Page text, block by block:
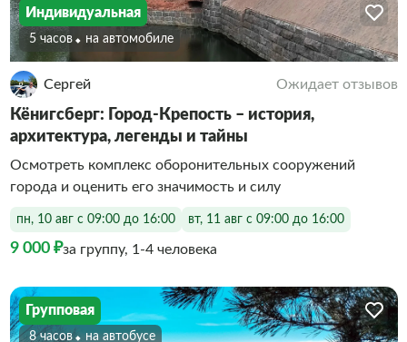
Индивидуальная
5 часов На автомобиле
Сергей Ожидает отзывов
Кёнигсберг: Город-Крепость – история,
архитектура, легенды и тайны
Осмотреть комплекс оборонительных сооружений
города и оценить его значимость и силу
пн, 10 авг с 09:00 до 16:00 вт, 11 авг с 09:00 до 16:00
9 000 ₽за группу, 1-4 человека
Групповая
8 часов На автобусе